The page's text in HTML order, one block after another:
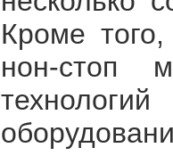
Кроме
нон-стоп